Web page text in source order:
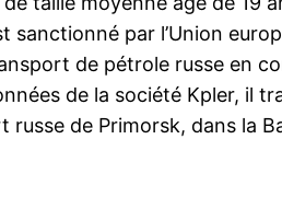
sanctionné par l’Union
de pétrole russe en
de la société Kpler, il
russe de Primorsk, dans la